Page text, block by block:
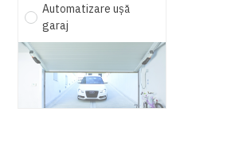
Automatizare ușă
garaj